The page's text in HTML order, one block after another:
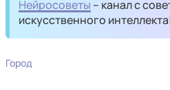
Нейросоветы – канал с
искусственного
Город